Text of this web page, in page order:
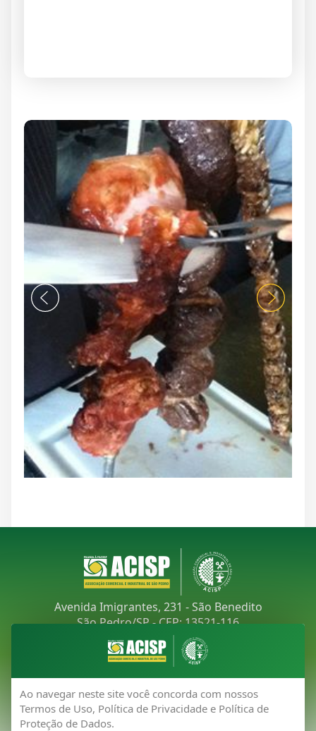
Ao navegar neste site você concorda com nossos
Termos de Uso, Política de Privacidade e Política de
Proteção de Dados.
Avenida Imigrantes, 231 - São Benedito
São Pedro/SP - CEP: 13521-116
Telefone:(19) 3481-9030
acisp@acispsaopedro.com.br